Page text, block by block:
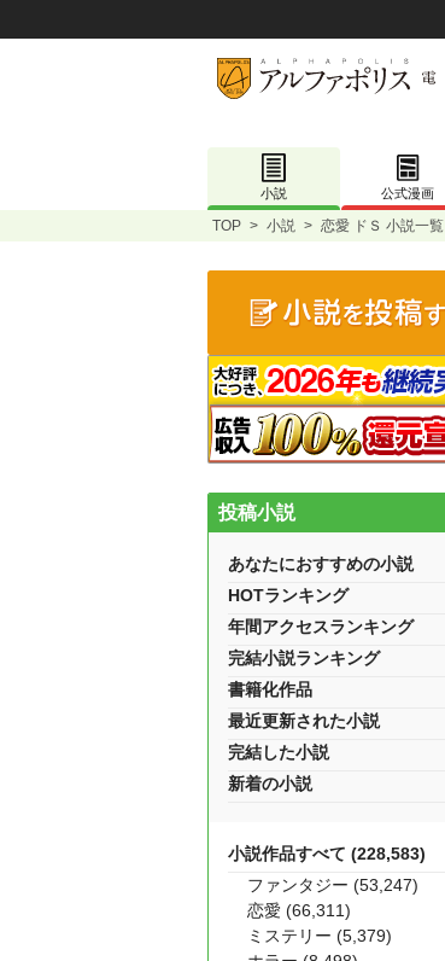
小説 公式漫画
TOP > 小説 > 恋愛 ドＳ 小説一覧
投稿小説
あなたにおすすめの小説
HOTランキング
年間アクセスランキング
完結小説ランキング
書籍化作品
最近更新された小説
完結した小説
新着の小説
小説作品すべて (228,583)
ファンタジー (53,247)
恋愛 (66,311)
ミステリー (5,379)